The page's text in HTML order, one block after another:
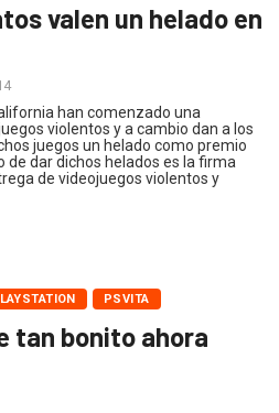
valen un helado en
han comenzado una
violentos y a cambio dan a los
juegos un helado como premio
de dar dichos helados es la firma
de videojuegos violentos y
PSVITA
tan bonito ahora